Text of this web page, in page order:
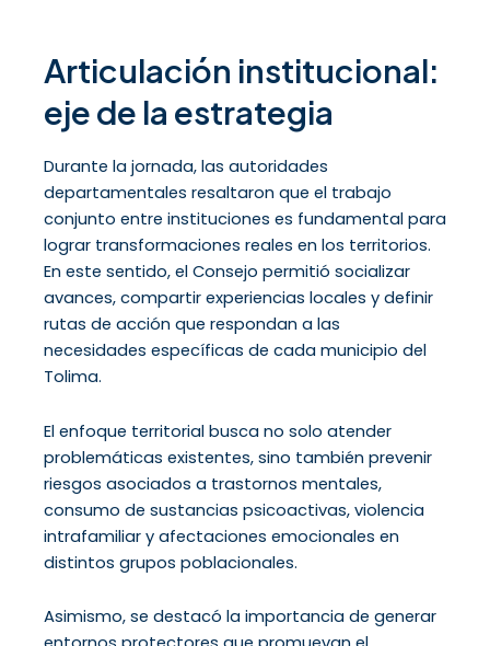
Articulación institucional:
eje de la estrategia
Durante la jornada, las autoridades
departamentales resaltaron que el trabajo
conjunto entre instituciones es fundamental para
lograr transformaciones reales en los territorios.
En este sentido, el Consejo permitió socializar
avances, compartir experiencias locales y definir
rutas de acción que respondan a las
necesidades específicas de cada municipio del
Tolima.
El enfoque territorial busca no solo atender
problemáticas existentes, sino también prevenir
riesgos asociados a trastornos mentales,
consumo de sustancias psicoactivas, violencia
intrafamiliar y afectaciones emocionales en
distintos grupos poblacionales.
Asimismo, se destacó la importancia de generar